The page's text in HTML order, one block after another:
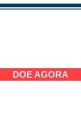
DOE AGORA